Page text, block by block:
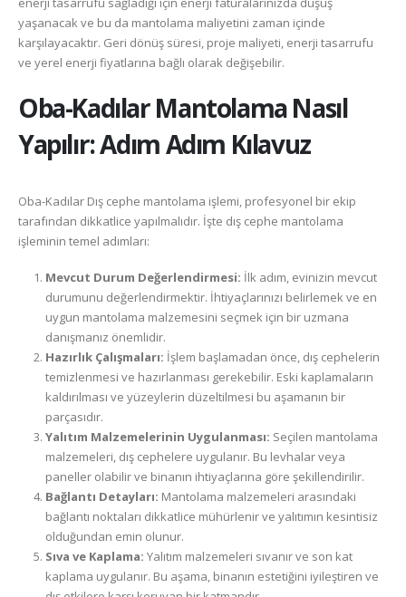
yaşanacak ve bu da mantolama maliyetini zaman içinde
karşılayacaktır. Geri dönüş süresi, proje maliyeti, enerji tasarrufu
ve yerel enerji fiyatlarına bağlı olarak değişebilir.
Oba-KadılarMantolama Nasıl
Yapılır: Adım Adım Kılavuz
Oba-Kadılar Dış cephe mantolama işlemi, profesyonel bir ekip
tarafından dikkatlice yapılmalıdır. İşte dış cephe mantolama
işleminin temel adımları:
Mevcut Durum Değerlendirmesi: İlk adım, evinizin mevcut
durumunu değerlendirmektir. İhtiyaçlarınızı belirlemek ve en
uygun mantolama malzemesini seçmek için bir uzmana
danışmanız önemlidir.
Hazırlık Çalışmaları: İşlem başlamadan önce, dış cephelerin
temizlenmesi ve hazırlanması gerekebilir. Eski kaplamaların
kaldırılması ve yüzeylerin düzeltilmesi bu aşamanın bir
parçasıdır.
Yalıtım Malzemelerinin Uygulanması: Seçilen mantolama
malzemeleri, dış cephelere uygulanır. Bu levhalar veya
paneller olabilir ve binanın ihtiyaçlarına göre şekillendirilir.
Bağlantı Detayları: Mantolama malzemeleri arasındaki
bağlantı noktaları dikkatlice mühürlenir ve yalıtımın kesintisiz
olduğundan emin olunur.
Sıva ve Kaplama: Yalıtım malzemeleri sıvanır ve son kat
kaplama uygulanır. Bu aşama, binanın estetiğini iyileştiren ve